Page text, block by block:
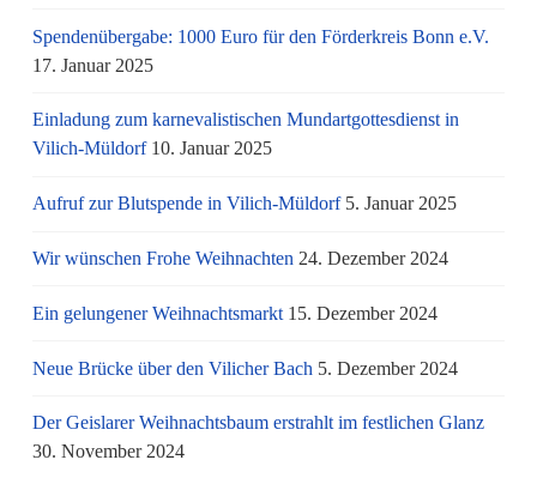
Spendenübergabe: 1000 Euro für den Förderkreis Bonn e.V.
17. Januar 2025
Einladung zum karnevalistischen Mundartgottesdienst in
Vilich-Müldorf 10. Januar 2025
Aufruf zur Blutspende in Vilich-Müldorf 5. Januar 2025
Wir wünschen Frohe Weihnachten 24. Dezember 2024
Ein gelungener Weihnachtsmarkt 15. Dezember 2024
Neue Brücke über den Vilicher Bach 5. Dezember 2024
Der Geislarer Weihnachtsbaum erstrahlt im festlichen Glanz
30. November 2024